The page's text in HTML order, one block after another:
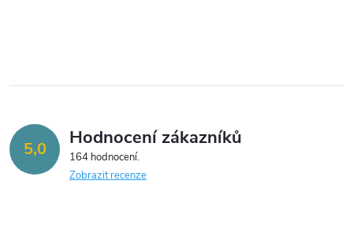
t
ů
t
ů
l
d
a
5,0 Hodnocení zákazníků
164 hodnocení
Zobrazit recenze